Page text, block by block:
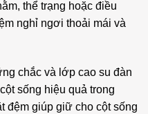
thể trạng hoặc điều
nghỉ ngơi thoải mái và
chắc và lớp cao su đàn
sống hiệu quả trong
đệm giúp giữ cho cột sống